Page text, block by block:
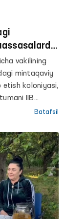
vakilining
mintaqaviy
etish koloniyasi,
IIB
tumandagi
amaliy
bo‘yicha
tashriflari
Batafsil